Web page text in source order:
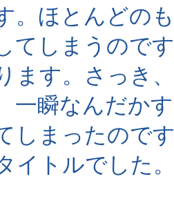
。ほとんどの
てしまうので
ます。さっき、
一瞬なんだか
しまったので
イトルでした